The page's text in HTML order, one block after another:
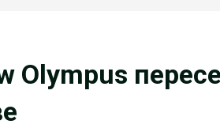
Olympus